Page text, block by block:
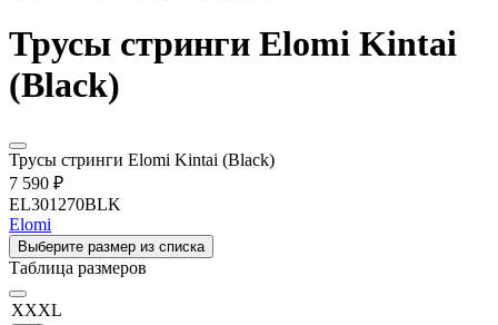
Трусы стринги Elomi Kintai
(Black)
Трусы стринги Elomi Kintai (Black)
7 590 ₽
EL301270BLK
Elomi
Выберите размер из списка
Таблица размеров
XXXL